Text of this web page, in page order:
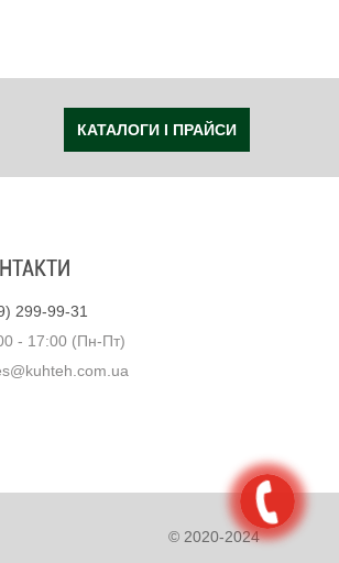
КАТАЛОГИ І ПРАЙСИ
299-99-31
- 17:00 (Пн-Пт)
© 2020-2024